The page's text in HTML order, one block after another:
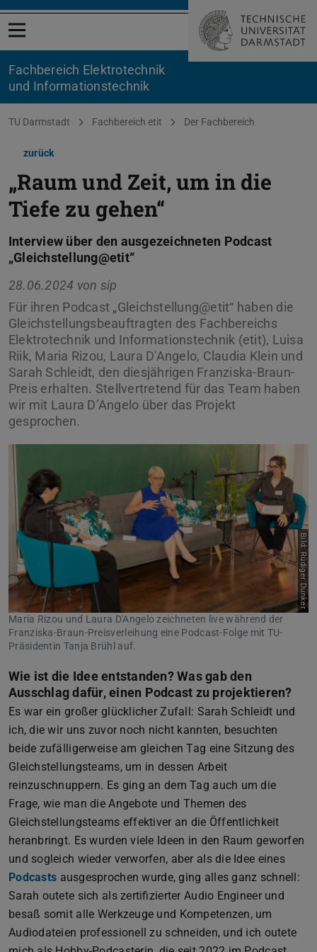
Menü öffnen
Fachbereich Elektrotechnik
und Informationstechnik
Sie befinden sich hier:
TU Darmstadt Fachbereich etit Der Fachbereich
zurück
„Raum und Zeit, um in die
Tiefe zu gehen“
Interview über den ausgezeichneten Podcast
„Gleichstellung@etit“
28.06.2024 von sip
Für ihren Podcast „Gleichstellung@etit“ haben die
Gleichstellungsbeauftragten des Fachbereichs
Elektrotechnik und Informationstechnik (etit), Luisa
Riik, Maria Rizou, Laura D'Angelo, Claudia Klein und
Sarah Schleidt, den diesjährigen Franziska-Braun-
Preis erhalten. Stellvertretend für das Team haben
wir mit Laura D’Angelo über das Projekt
gesprochen.
Bild: Rüdiger Dunker
Maria Rizou und Laura D'Angelo zeichneten live während der
Franziska-Braun-Preisverleihung eine Podcast-Folge mit TU-
Präsidentin Tanja Brühl auf.
Wie ist die Idee entstanden? Was gab den
Ausschlag dafür, einen Podcast zu projektieren?
Es war ein großer glücklicher Zufall: Sarah Schleidt und
ich, die wir uns zuvor noch nicht kannten, besuchten
beide zufälligerweise am gleichen Tag eine Sitzung des
Gleichstellungsteams, um in dessen Arbeit
reinzuschnuppern. Es ging an dem Tag auch um die
Frage, wie man die Angebote und Themen des
Gleichstellungsteams effektiver an die Öffentlichkeit
heranbringt. Es wurden viele Ideen in den Raum geworfen
und sogleich wieder verworfen, aber als die Idee eines
Podcasts ausgesprochen wurde, ging alles ganz schnell:
Sarah outete sich als zertifizierter Audio Engineer und
besaß somit alle Werkzeuge und Kompetenzen, um
Audiodateien professionell zu schneiden, und ich outete